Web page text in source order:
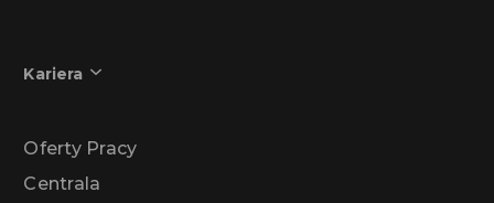
Kariera
Oferty Pracy
Centrala